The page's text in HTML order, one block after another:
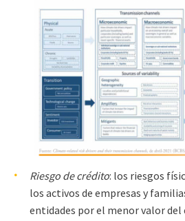
Riesgo de crédito: los riesgos
los activos de empresas y
entidades por el menor valor